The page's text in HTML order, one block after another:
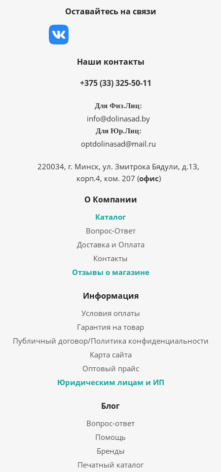
Оставайтесь на связи
Наши контакты
+375 (33) 325-50-11
Для Физ.Лиц:
info@dolinasad.by
Для Юр.Лиц:
optdolinasad@mail.ru
220034, г. Минск, ул. Змитрока Бядули, д.13,
корп.4, ком. 207 (офис)
О Компании
Каталог
Вопрос-Ответ
Доставка и Оплата
Контакты
Отзывы о магазине
Информация
Условия оплаты
Гарантия на товар
Публичный договор/Политика конфиденциальности
Карта сайта
Оптовый прайс
Юридическим лицам и ИП
Блог
Вопрос-ответ
Помощь
Бренды
Печатный каталог